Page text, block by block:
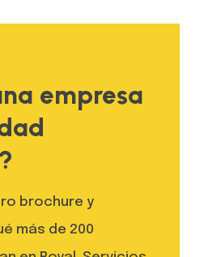
empresa
brochure y
más de 200